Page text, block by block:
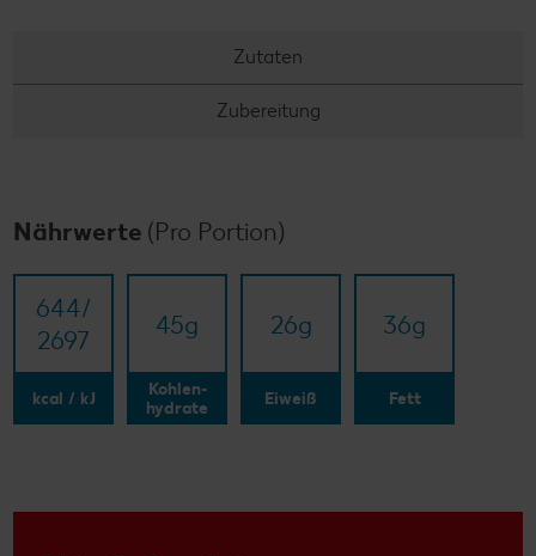
Zutaten
Zubereitung
Nährwerte (Pro Portion)
644/​
2697
kcal / kJ
45g
Kohlen-
hydrate
26g
Eiweiß
36g
Fett